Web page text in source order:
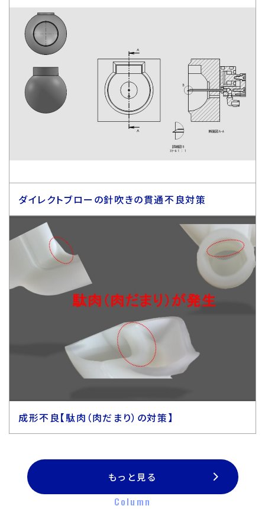
ダイレクトブローの針吹きの貫通不良対策
成形不良【駄肉（肉だまり）の対策】
もっと見る
Column